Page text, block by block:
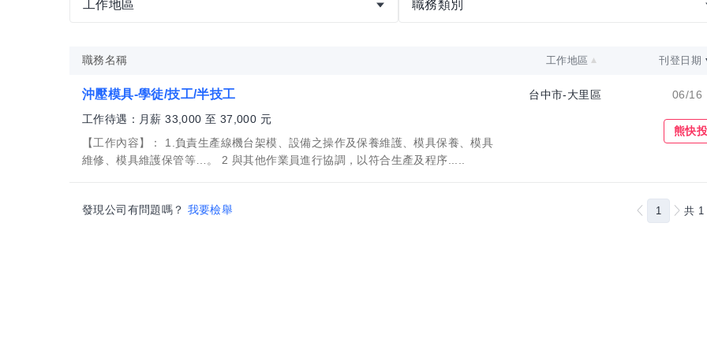
工作地區 職務類別
職務名稱 工作地區 刊登日期
沖壓模具-學徒/技工/半技工 台中市-大里區
06/16
工作待遇：月薪 33,000 至 37,000 元
【工作內容】： 1.負責生產線機台架模、設備之操作及保養維護、模具保養、模具
維修、模具維護保管等…。 2 與其他作業員進行協調，以符合生產及程序.....
熊快投
發現公司有問題嗎？ 我要檢舉 1 共 1